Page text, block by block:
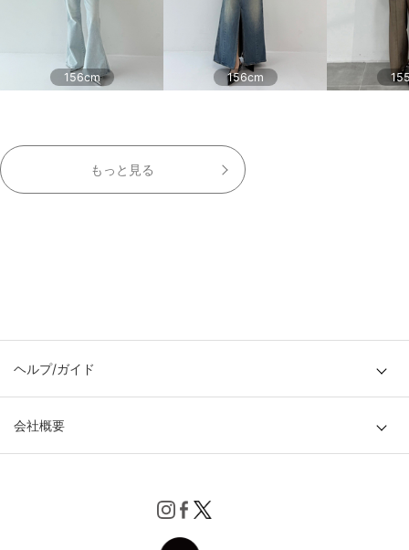
156cm 156cm
もっと見る
ヘルプ/ガイド
会社概要